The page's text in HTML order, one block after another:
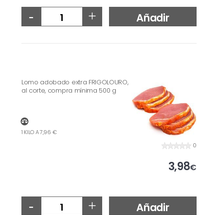
- + Añadir
Lomo adobado extra FRIGOLOURO,
al corte, compra mínima 500 g
0
1 KILO A 7,96 €
3,98€
- + Añadir